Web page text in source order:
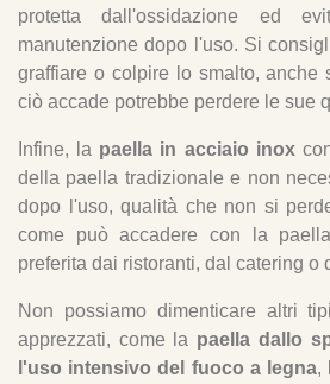
protetta dall'ossidazione ed
manutenzione dopo l'uso. Si
graffiare o colpire lo smalto, anche
ciò accade potrebbe perdere le sue
Infine, la paella in acciaio inox
della paella tradizionale e non
dopo l'uso, qualità che non si
come può accadere con la
preferita dai ristoranti, dal catering o
Non possiamo dimenticare altri
apprezzati, come la paella dallo
l'uso intensivo del fuoco a legna,